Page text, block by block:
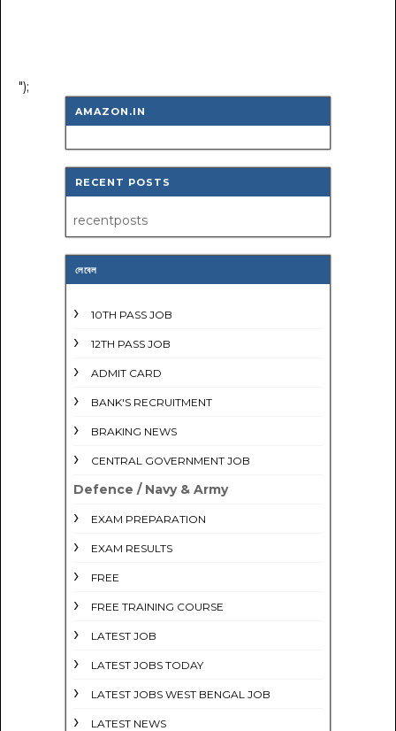
");
AMAZON.IN
RECENT POSTS
recentposts
লেবেল
10TH PASS JOB
12TH PASS JOB
ADMIT CARD
BANK'S RECRUITMENT
BRAKING NEWS
CENTRAL GOVERNMENT JOB
Defence / Navy & Army
EXAM PREPARATION
EXAM RESULTS
FREE
FREE TRAINING COURSE
LATEST JOB
LATEST JOBS TODAY
LATEST JOBS WEST BENGAL JOB
LATEST NEWS